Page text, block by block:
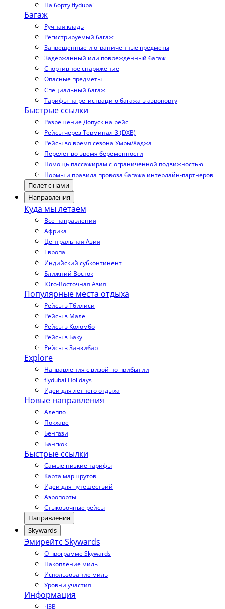
На борту flydubai
Багаж
Ручная кладь
Регистрируемый багаж
Запрещенные и ограниченные предметы
Задержанный или поврежденный багаж
Спортивное снаряжение
Опасные предметы
Специальный багаж
Тарифы на регистрацию багажа в аэропорту
Быстрые ссылки
Разрешение Допуск на рейс
Рейсы через Терминал 3 (DXB)
Рейсы во время сезона Умры/Хаджа
Перелет во время беременности
Помощь пассажирам с ограниченной подвижностью
Нормы и правила провоза багажа интерлайн-партнеров
Полет с нами
Направления
Куда мы летаем
Все направления
Африка
Центральная Азия
Европа
Индийский субконтинент
Ближний Восток
Юго-Восточная Азия
Популярные места отдыха
Рейсы в Тбилиси
Рейсы в Мале
Рейсы в Коломбо
Рейсы в Баку
Рейсы в Занзибар
Explore
Направления с визой по прибытии
flydubai Holidays
Идеи для летнего отдыха
Новые направления
Алеппо
Покхаре
Бенгази
Бангкок
Быстрые ссылки
Самые низкие тарифы
Карта маршрутов
Идеи для путешествий
Аэропорты
Стыковочные рейсы
Направления
Skywards
Эмирейтс Skywards
О программе Skywards
Накопление миль
Использование миль
Уровни участия
Информация
ЧЗВ